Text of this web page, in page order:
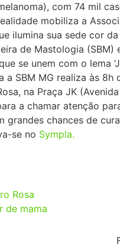
com 74 mil
mobiliza a
ilumina sua sede cor
de Mastologia (SBM)
se unem com o lema
a SBM MG realiza às 8h
na Praça JK
a chamar atenção
grandes chances de
se no Sympla.
Rosa
de mama